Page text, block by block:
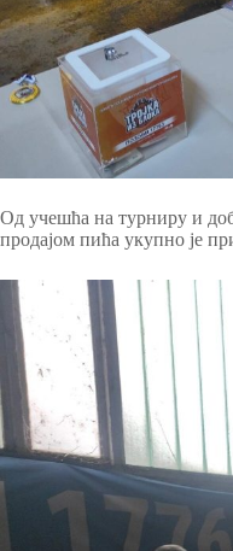
Од учешћа на турниру и
продајом пића укупно је